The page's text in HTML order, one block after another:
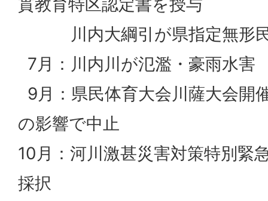
貫教育特区認定書を授与
川内大綱引が県指定無形民
7月：川内川が氾濫・豪雨水害
9月：県民体育大会川薩大会開
の影響で中止
10月：河川激甚災害対策特別緊
採択